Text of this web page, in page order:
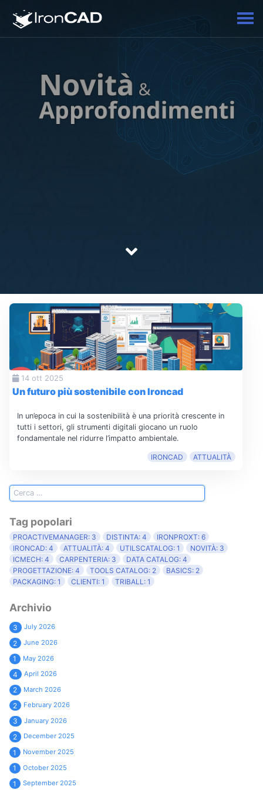
14 ott 2025
Un futuro più sostenibile con Ironcad
In un’epoca in cui la sostenibilità è una priorità crescente in
tutti i settori, gli strumenti digitali giocano un ruolo
fondamentale nel ridurre l’impatto ambientale.
IRONCAD ATTUALITÀ
Tag popolari
PROACTIVEMANAGER: 3 DISTINTA: 4
IRONPROXT: 6
IRONCAD: 4
ATTUALITÀ: 4 UTILSCATALOG: 1
NOVITÀ: 3
ICMECH: 4
CARPENTERIA: 3
DATA CATALOG: 4
PROGETTAZIONE: 4
TOOLS CATALOG: 2
BASICS: 2
PACKAGING: 1
CLIENTI: 1 TRIBALL: 1
Archivio
3 July 2026
2 June 2026
1 May 2026
4 April 2026
2 March 2026
2 February 2026
3 January 2026
2 December 2025
1 November 2025
1 October 2025
1 September 2025